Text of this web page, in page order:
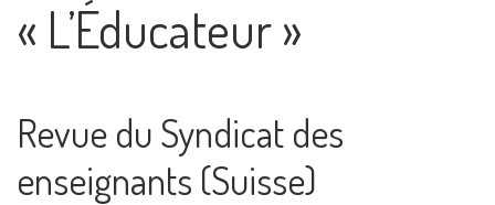
« L’Éducateur »
Revue du Syndicat des
enseignants (Suisse)